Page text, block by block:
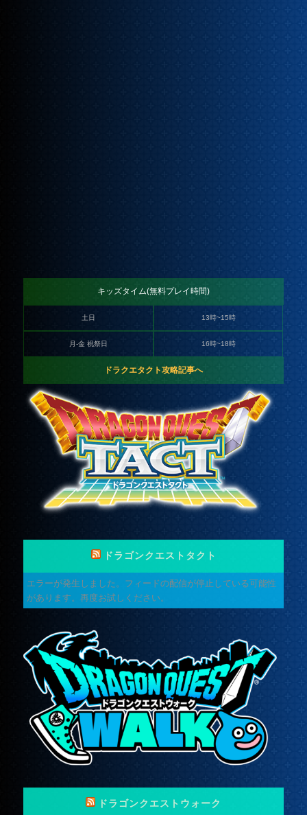
キッズタイム(無料プレイ時間)
土日 13時~15時
月-金 祝祭日 16時~18時
ドラクエタクト攻略記事へ
ドラゴンクエストタクト
エラーが発生しました。フィードの配信が停止している可能性
があります。再度お試しください。
ドラゴンクエストウォーク